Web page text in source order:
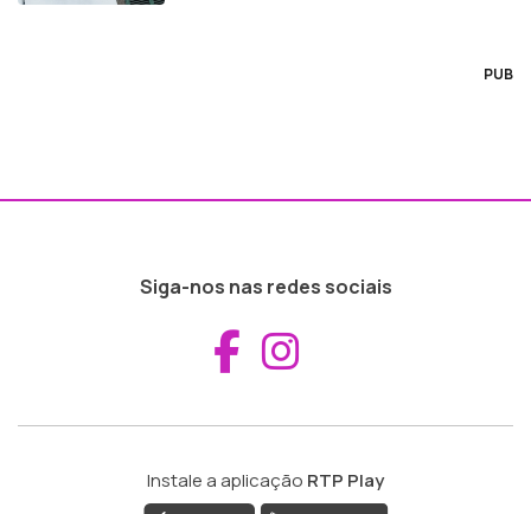
PUB
Siga-nos nas redes sociais
Aceder ao
Instale a aplicação RTP Play